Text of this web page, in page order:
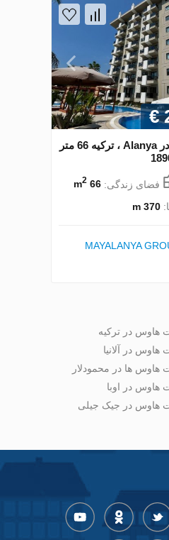
€
آپارتمان در Alanya ، ترکیه 66 متر
فضای زندگی: 66 m
2
370 m
MAYALANYA
هاوس در ترکیه
هاوس در آلانیا
هاوس ها در محمودلار
هاوس در اوبا
هاوس در جیک جیلی